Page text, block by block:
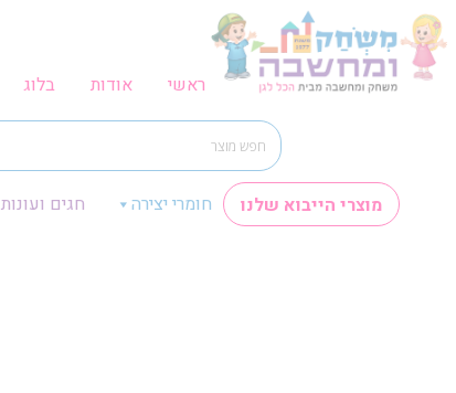
ראשי אודות בלוג
מוצרי הייבוא שלנו חומרי יצירה חגים ועונות